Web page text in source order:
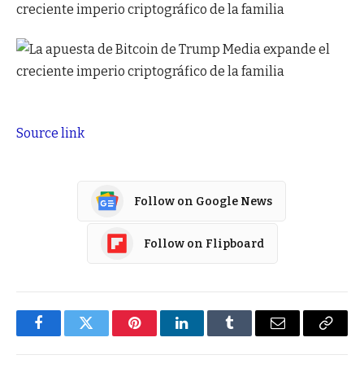
creciente imperio criptográfico de la familia
Source link
Follow on Google News
Follow on Flipboard
FacebookTwitter PinterestLinkedInTumblr Email
Copy